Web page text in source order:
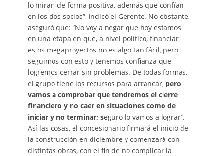
lo miran de forma positiva, además que confían
en los dos socios”, indicó el Gerente. No obstante,
aseguró que: “No voy a negar que hoy estamos
en una etapa en que, a nivel político, financiar
estos megaproyectos no es algo tan fácil, pero
seguimos con esto y tenemos confianza que
logremos cerrar sin problemas. De todas formas,
el grupo tiene los recursos para arrancar, pero
vamos a comprobar que tendremos el cierre
financiero y no caer en situaciones como de
iniciar y no terminar; seguro lo vamos a lograr”.
Así las cosas, el concesionario firmará el inicio de
la construcción en diciembre y comenzará con
distintas obras, con el fin de no complicar la